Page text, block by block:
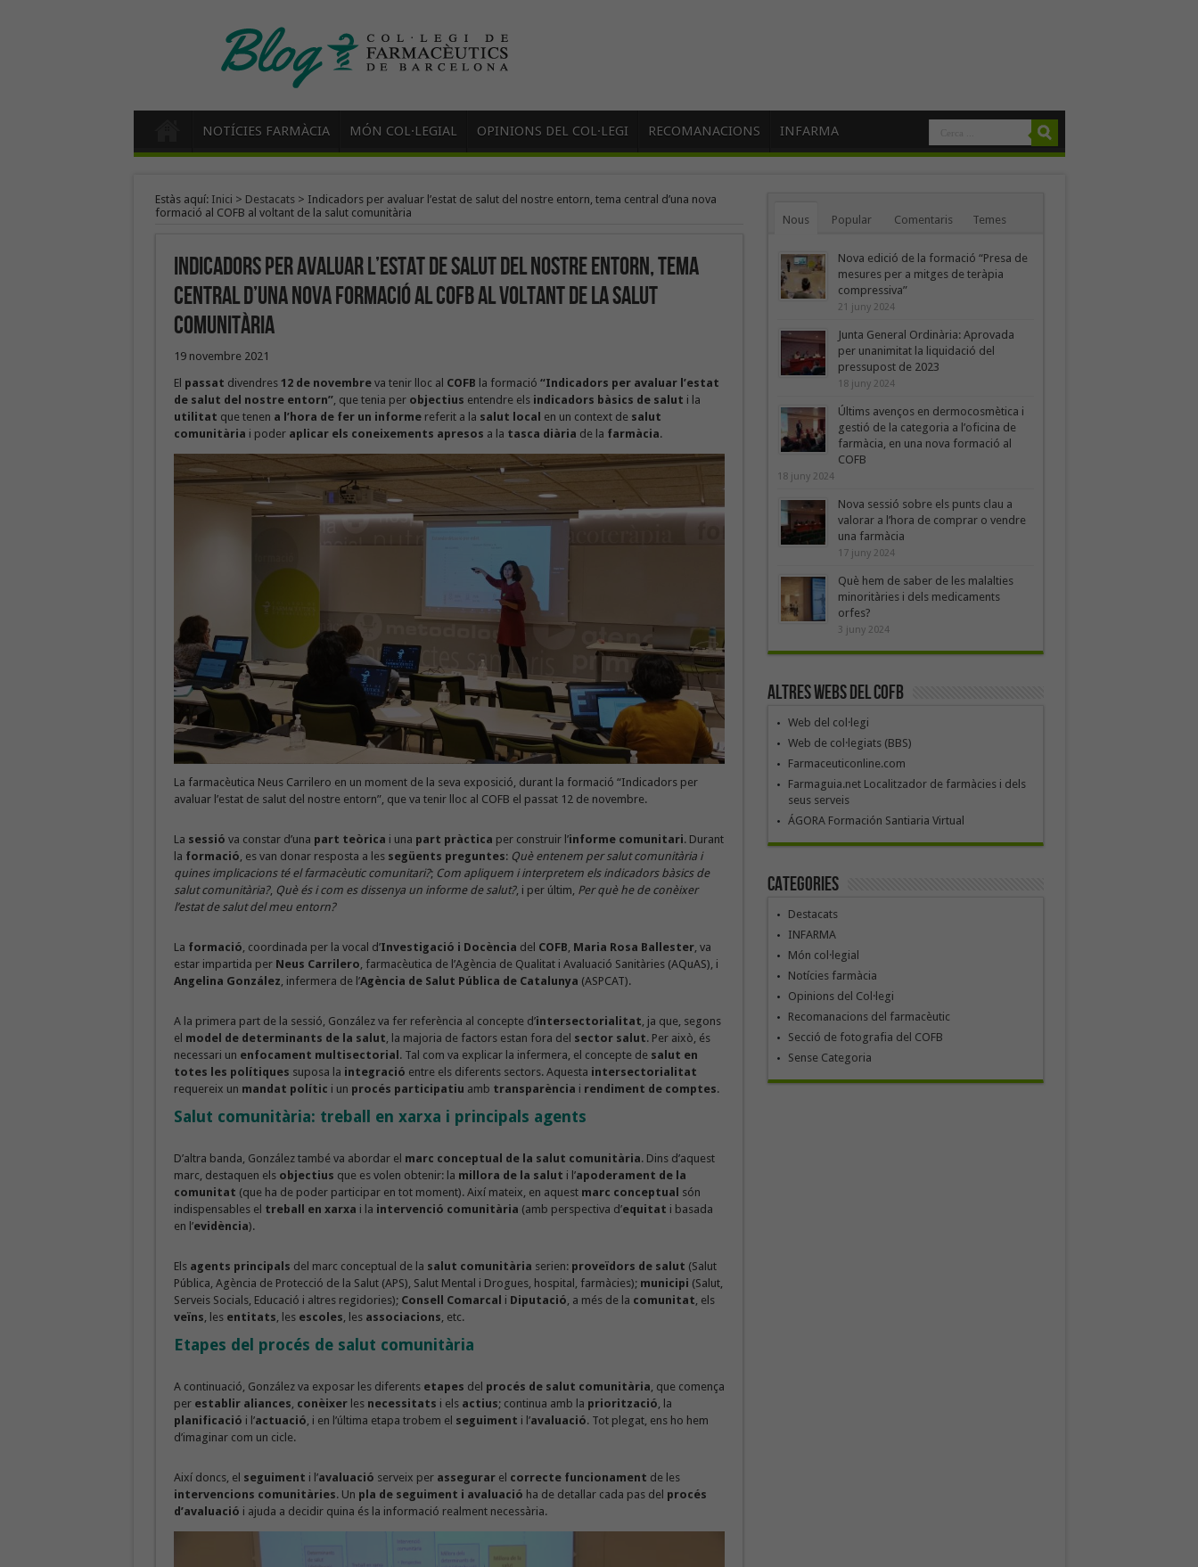
NOTÍCIES FARMÀCIA MÓN COL·LEGIAL OPINIONS DEL COL·LEGI RECOMANACIONS INFARMA
Estàs aquí: Inici > Destacats> Indicadors per avaluar l’estat de salut del nostre entorn, tema central d’una nova
formació al COFB al voltant de la salut comunitària
Indicadors per avaluar l’estat de salut del nostre entorn, tema
central d’una nova formació al COFB al voltant de la salut
comunitària
19 novembre 2021
El passat divendres 12 de novembreva tenir lloc al COFB la formació “Indicadors per avaluar l’estat
de salut del nostre entorn”, que tenia per objectius entendre elsindicadors bàsics de salut i la
utilitat que tenen a l’hora de fer un informereferit a la salut local en un context de salut
comunitària i poderaplicar els coneixements apresos a la tasca diària de la farmàcia.
La farmacèutica Neus Carrilero en un moment de la seva exposició, durant la formació “Indicadors per
avaluar l’estat de salut del nostre entorn”, que va tenir lloc al COFB el passat 12 de novembre.
La sessió va constar d’una part teòrica i una part pràctica per construir l’informe comunitari. Durant
la formació, es van donar resposta a les següents preguntes: Què entenem per salut comunitària i
quines implicacions té el farmacèutic comunitari?; Com apliquem i interpretem els indicadors bàsics de
salut comunitària?, Què és i com es dissenya un informe de salut?, i per últim, Per què he de conèixer
l’estat de salut del meu entorn?
La formació, coordinada per la vocal d’Investigació i Docència del COFB, Maria Rosa Ballester, va
estar impartida per Neus Carrilero, farmacèutica de l’Agència de Qualitat i Avaluació Sanitàries (AQuAS), i
Angelina González, infermera de l’Agència de Salut Pública de Catalunya (ASPCAT).
A la primera part de la sessió, González va fer referència al concepte d’intersectorialitat, ja que, segons
el model de determinants de la salut, la majoria de factors estan fora del sector salut. Per això, és
necessari un enfocament multisectorial . Tal com va explicar la infermera, el concepte de salut en
totes les polítiques suposa la integració entre els diferents sectors. Aquesta intersectorialitat
requereix un mandat polític i un procés participatiu amb transparència i rendiment de comptes.
Salut comunitària: treball en xarxa i principals agents
D’altra banda, González també va abordar el marc conceptual de la salut comunitària. Dins d’aquest
marc, destaquen els objectius que es volen obtenir: la millora de la salut i l’apoderament de la
comunitat (que ha de poder participar en tot moment). Així mateix, en aquest marc conceptual són
indispensables el treball en xarxa i la intervenció comunitària (amb perspectiva d’equitat i basada
en l’evidència).
Els agents principals del marc conceptual de la salut comunitària serien: proveïdors de salut (Salut
Pública, Agència de Protecció de la Salut (APS), Salut Mental i Drogues, hospital, farmàcies); municipi (Salut,
Serveis Socials, Educació i altres regidories); Consell Comarcal i Diputació, a més de la comunitat, els
veïns, les entitats, les escoles, lesassociacions, etc.
Etapes del procés de salut comunitària
A continuació, González va exposar les diferents etapes del procés de salut comunitària, que comença
per establir aliances, conèixerles necessitats i els actius; continua amb la priorització, la
planificació i l’actuació, i en l’última etapa trobem el seguiment i l’avaluació. Tot plegat, ens ho hem
d’imaginar com un cicle.
Així doncs, el seguiment i l’avaluació serveix per assegurar el correcte funcionament de les
intervencions comunitàries. Un pla de seguiment i avaluació ha de detallar cada pas del procés
d’avaluació i ajuda a decidir quina és la informació realment necessària.
Nous Popular Comentaris Temes
Nova edició de la formació “Presa de
mesures per a mitges de teràpia
compressiva”
21 juny 2024
Junta General Ordinària: Aprovada
per unanimitat la liquidació del
pressupost de 2023
18 juny 2024
Últims avenços en dermocosmètica i
gestió de la categoria a l’oficina de
farmàcia, en una nova formació al
COFB
18 juny 2024
Nova sessió sobre els punts clau a
valorar a l’hora de comprar o vendre
una farmàcia
17 juny 2024
Què hem de saber de les malalties
minoritàries i dels medicaments
orfes?
3 juny 2024
Altres webs del COFB
Web del col·legi
Web de col·legiats (BBS)
Farmaceuticonline.com
Farmaguia.net Localitzador de farmàcies i dels
seus serveis
ÁGORA Formación Santiaria Virtual
Categories
Destacats
INFARMA
Món col·legial
Notícies farmàcia
Opinions del Col·legi
Recomanacions del farmacèutic
Secció de fotografia del COFB
Sense Categoria